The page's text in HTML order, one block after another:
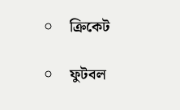
ক্রিকেট
ফুটবল